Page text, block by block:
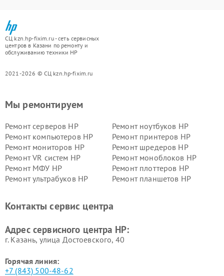
СЦ kzn.hp-fixim.ru - сеть сервисных
центров в Казани по ремонту и
обслуживанию техники HP
2021-2026 © СЦ kzn.hp-fixim.ru
Мы ремонтируем
Ремонт серверов HP
Ремонт ноутбуков HP
Ремонт компьютеров HP
Ремонт принтеров HP
Ремонт мониторов HP
Ремонт шредеров HP
Ремонт VR систем HP
Ремонт моноблоков HP
Ремонт МФУ HP
Ремонт плоттеров HP
Ремонт ультрабуков HP
Ремонт планшетов HP
Контакты сервис центра
Адрес сервисного центра HP:
г. Казань, улица Достоевского, 40
Горячая линия:
+7 (843) 500-48-62